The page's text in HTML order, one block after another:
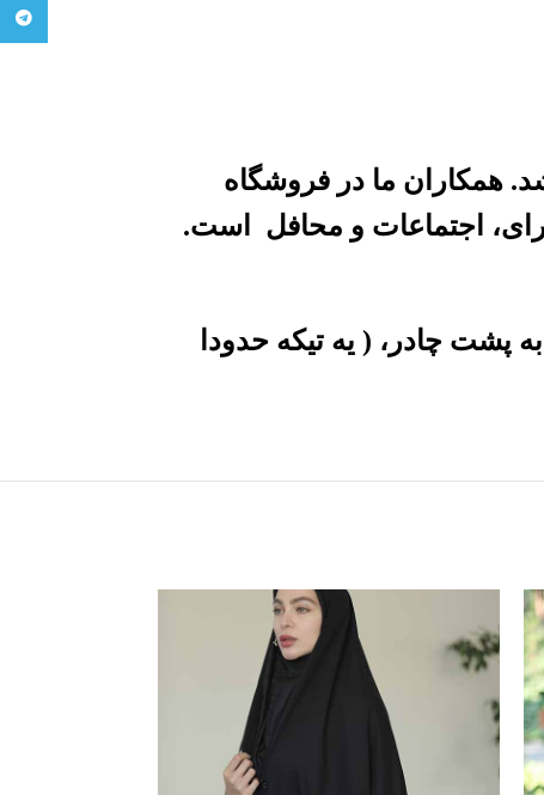
همکاران ما در فروشگاه
اجتماعات و محافل است.
که فقط در قدهای ۱۶۵،۱۷۰به بالا تیکه ریزی به پشت چادر، ( یه تیکه حدودا